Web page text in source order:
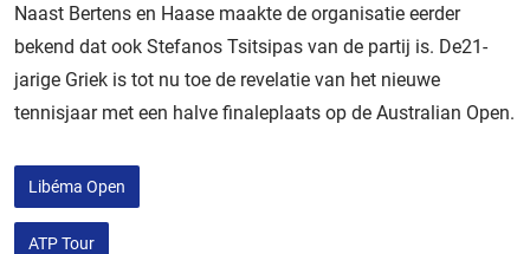
Naast Bertens en Haase maakte de organisatie eerder
bekend dat ook Stefanos Tsitsipas van de partij is. De21-
jarige Griek is tot nu toe de revelatie van het nieuwe
tennisjaar met een halve finaleplaats op de Australian Open.
Libéma Open
ATP Tour